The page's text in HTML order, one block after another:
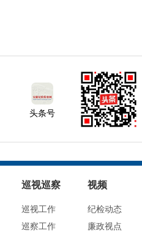
头条号
巡视巡察
巡视工作
巡察工作
视频
纪检动态
廉政视点